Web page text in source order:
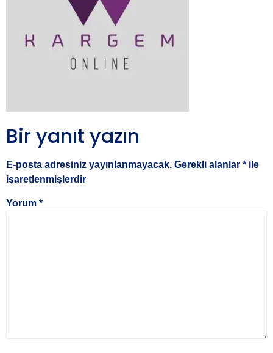
Bir yanıt yazın
E-posta adresiniz yayınlanmayacak. Gerekli alanlar * ile
işaretlenmişlerdir
Yorum *